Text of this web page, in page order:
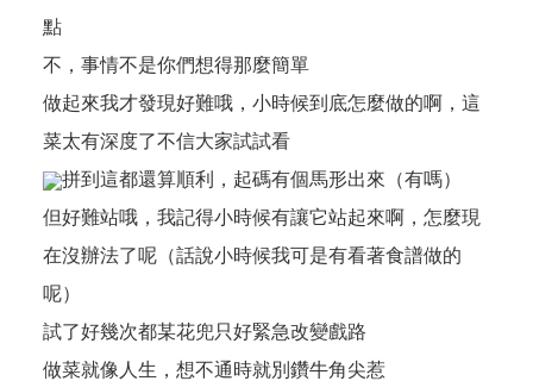
點
不，事情不是你們想得那麼簡單
做起來我才發現好難哦，小時候到底怎麼做的啊，這
菜太有深度了不信大家試試看
拼到這都還算順利，起碼有個馬形出來（有嗎）
但好難站哦，我記得小時候有讓它站起來啊，怎麼現
在沒辦法了呢（話說小時候我可是有看著食譜做的
呢）
試了好幾次都某花兜只好緊急改變戲路
做菜就像人生，想不通時就別鑽牛角尖惹